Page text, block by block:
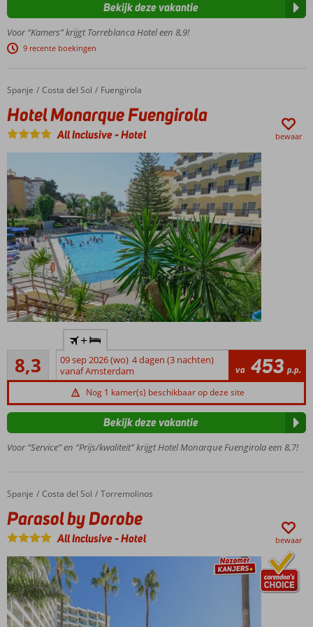
Snel in
Torremolinos
tuin met 2
zwembaden
All
inclusive
genieten!
Voor “Kamers” krijgt Torreblanca Hotel een 8,9!
9 recente boekingen
Bekijk deze vakantie
Home
Spanje Costa del Sol Fuengirola
Hotel Monarque Fuengirola
Hotel Monarque Fuengirola
All Inclusive-Hotel bewaar
loopafstand
van het
strand
avond
wandelen
over de
boulevard
Center
met
een
sauna
en
Turks
bad
Fuengirola
makkelijk
te
8,3
Zeer goed
34
beoordelingen
+
09 sep 2026 (wo) 4 dagen (3 nachten)
vanaf Amsterdam
va 453 p.p.
Nog 1 kamer(s) beschikbaar op deze site
Voor “Service” en “Prijs/kwaliteit” krijgt Hotel Monarque Fuengirola een 8,7!
Bekijk deze vakantie
Home
Spanje Costa del Sol Torremolinos
Parasol by Dorobe
Parasol by Dorobe
All Inclusive-Hotel bewaar